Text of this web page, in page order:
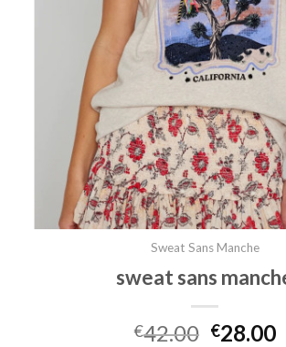
Sweat Sans Manche
sweat sans
€42.00 €28.00